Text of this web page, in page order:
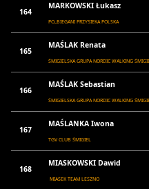
164
MARKOWSKI Łukasz
PO_BIEGANI PRZYSIEKA POLSKA
165
MAŚLAK Renata
ŚMIGIELSKA GRUPA NORDIC WALKING
166
MAŚLAK Sebastian
ŚMIGIELSKA GRUPA NORDIC WALKING
167
MAŚLANKA Iwona
TGV CLUB ŚMIGIEL
168
MIASKOWSKI Dawid
MIASEK TEAM LESZNO